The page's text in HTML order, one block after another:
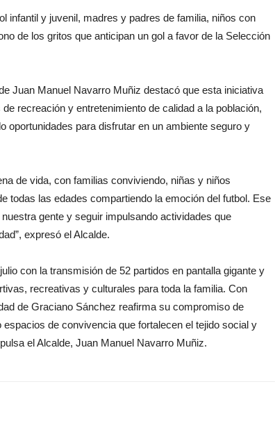
infantil y juvenil, madres y padres de familia, niños con
de los gritos que anticipan un gol a favor de la Selección
Juan Manuel Navarro Muñiz destacó que esta iniciativa
recreación y entretenimiento de calidad a la población,
oportunidades para disfrutar en un ambiente seguro y
de vida, con familias conviviendo, niñas y niños
todas las edades compartiendo la emoción del futbol. Ese
gente y seguir impulsando actividades que
expresó el Alcalde.
con la transmisión de 52 partidos en pantalla gigante y
recreativas y culturales para toda la familia. Con
de Graciano Sánchez reafirma su compromiso de
de convivencia que fortalecen el tejido social y
el Alcalde, Juan Manuel Navarro Muñiz.